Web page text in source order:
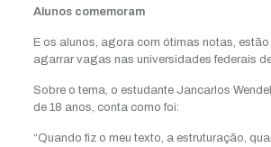
Alunos comemoram
E os alunos, agora com ótimas notas,
agarrar vagas nas universidades federais
Sobre o tema, o estudante Jancarlos
de 18 anos, conta como foi:
“Quando fiz o meu texto, a estruturação,